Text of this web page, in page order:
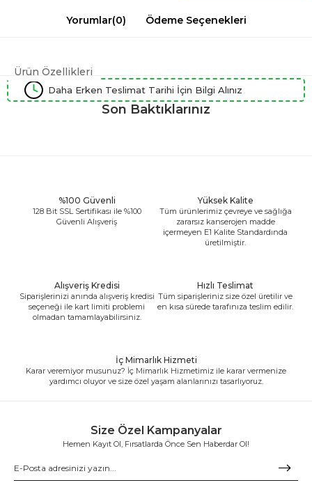
Yorumlar(0) Ödeme Seçenekleri
Ürün Özellikleri
Daha Erken Teslimat Tarihi İçin Bilgi Alınız
Son Baktıklarınız
%100 Güvenli
128 Bit SSL Sertifikası ile %100
Güvenli Alışveriş
Yüksek Kalite
Tüm ürünlerimiz çevreye ve sağlığa
zararsız kanserojen madde
içermeyen E1 Kalite Standardında
üretilmiştir.
Alışveriş Kredisi
Siparişlerinizi anında alışveriş kredisi
seçeneği ile kart limiti problemi
olmadan tamamlayabilirsiniz.
Hızlı Teslimat
Tüm siparişleriniz size özel üretilir ve
en kısa sürede tarafınıza teslim edilir.
İç Mimarlık Hizmeti
Karar veremiyor musunuz? İç Mimarlık Hizmetimiz ile karar vermenize
yardımcı oluyor ve size özel yaşam alanlarınızı tasarlıyoruz.
Size Özel Kampanyalar
Hemen Kayıt Ol, Fırsatlarda Önce Sen Haberdar Ol!